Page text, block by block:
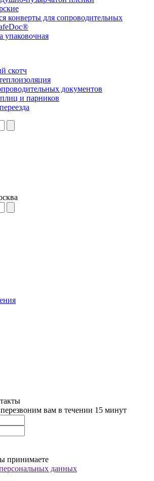
конверты для сопроводительных
упаковочная
скотч
документов
и парников
вам в течении 15 минут
принимаете
данных